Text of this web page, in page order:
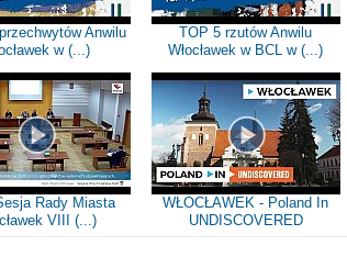
Anwilu
w (...)
TOP 5 rzutów Anwilu
Włocławek w BCL w (...)
Rady Miasta
VIII (...)
WŁOCŁAWEK - Poland In
UNDISCOVERED